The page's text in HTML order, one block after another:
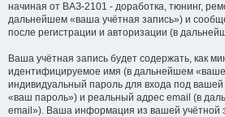
начиная от ВАЗ-2101 - доработка, тюнинг,
дальнейшем «ваша учётная запись») и
после регистрации и авторизации (в
Ваша учётная запись будет содержать, как
идентифицируемое имя (в дальнейшем
индивидуальный пароль для входа под
«ваш пароль») и реальный адрес email (в
email»). Ваша информация из вашей учётной